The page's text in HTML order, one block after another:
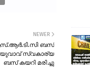
NEWER
ബസ്
യുവാവ് സ്വകാര്യ
ബസ് കയറി മരിച്ചു